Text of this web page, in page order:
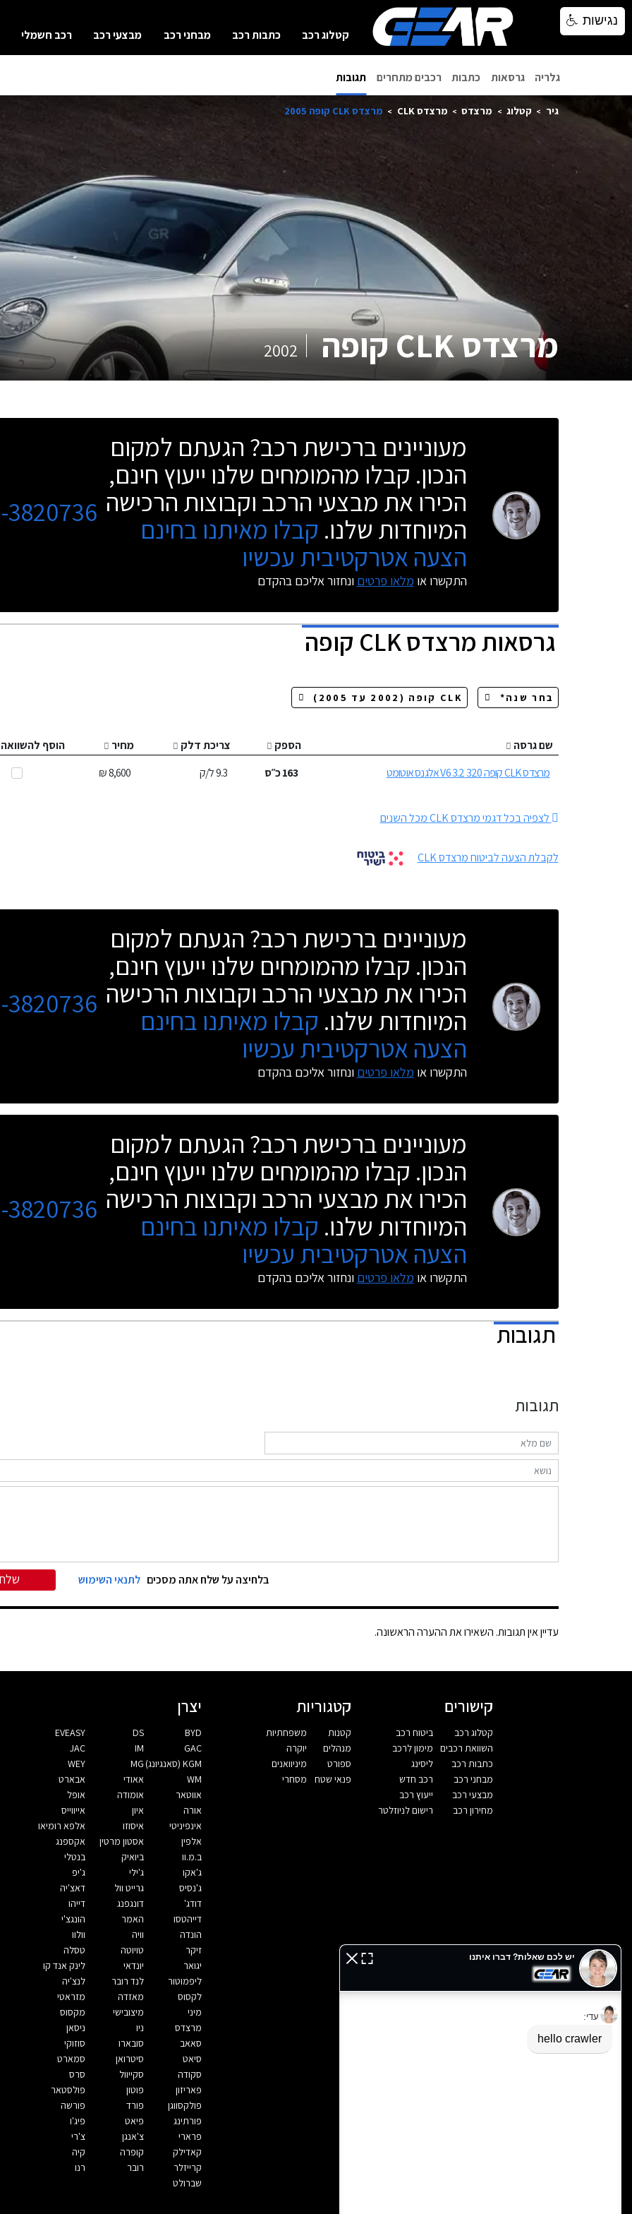
קטלוג רכב כתבות רכב מבחני רכב מבצעי רכב רכב חשמלי
גלריה גרסאות כתבות רכבים מתחרים תגובות
גיר קטלוג מרצדס מרצדס CLK מרצדס CLK קופה 2005
מרצדס CLK קופה 2002
מעוניינים ברכישת רכב? הגעתם למקום
הנכון. קבלו מהמומחים שלנו ייעוץ חינם,
הכירו את מבצעי הרכב וקבוצות הרכישה
המיוחדות שלנו. קבלו מאיתנו בחינם
הצעה אטרקטיבית עכשיו
התקשרו או מלאו פרטים ונחזור אליכם בהקדם
3820736
גרסאותמרצדס CLK קופה
שם גרסה הספק צריכת דלק מחיר
הוסף להשוואה
מרצדס CLK קופה 320 3.2 V6 אלגנס אוטומט
163כ״ס 9.3ל/ק 8,600 ₪
לצפיה בכל דגמי מרצדס CLK מכל השנים
לקבלת הצעה לביטוח מרצדס CLK
מעוניינים ברכישת רכב? הגעתם למקום
הנכון. קבלו מהמומחים שלנו ייעוץ חינם,
הכירו את מבצעי הרכב וקבוצות הרכישה
המיוחדות שלנו. קבלו מאיתנו בחינם
הצעה אטרקטיבית עכשיו
התקשרו או מלאו פרטים ונחזור אליכם בהקדם
3820736
מעוניינים ברכישת רכב? הגעתם למקום
הנכון. קבלו מהמומחים שלנו ייעוץ חינם,
הכירו את מבצעי הרכב וקבוצות הרכישה
המיוחדות שלנו. קבלו מאיתנו בחינם
הצעה אטרקטיבית עכשיו
התקשרו או מלאו פרטים ונחזור אליכם בהקדם
3820736
תגובות
תגובות
בלחיצה על שלח אתה מסכים לתנאי השימוש
עדיין אין תגובות. השאירו את ההערה הראשונה.
קישורים
קטלוג רכב
השוואת רכבים
כתבות רכב
מבחני רכב
מבצעי רכב
מחירון רכב
ביטוח רכב
מימון לרכב
ליסינג
רכב חדש
ייעוץ רכב
רישום לניוזלטר
קטגוריות
קטנות
מנהלים
ספורט
פנאי שטח
משפחתיות
יוקרה
מיניוואנים
מסחרי
יצרן
BYD
DS
EVEASY
GAC
IM
JAC
KGM (סאנגיונג)
MG
WEY
WM
אאודי
אבארט
אווטאר
אומודה
אופל
אורה
איון
אייווייס
אינפיניטי
איסוזו
אלפא רומיאו
אלפין
אסטון מרטין
אקספנג
ב.מ.וו
ביואיק
בנטלי
ג'אקו
ג'ילי
ג'יפ
ג'נסיס
גרייט וול
דאצ'יה
דודג'
דונגפנג
דייהו
דייהטסו
האמר
הונגצ'י
הונדה
וויה
וולוו
זיקר
טויוטה
טסלה
יגואר
יונדאי
לינק אנד קו
ליפמוטור
לנד רובר
לנצ'יה
לקסוס
מאזדה
מזראטי
מיני
מיצובישי
מקסוס
מרצדס
ניו
ניסאן
סאאב
סובארו
סוזוקי
סיאט
סיטרואן
סמארט
סקודה
סקייוול
סרס
פאריזון
פוטון
פולסטאר
פולקסווגן
פורד
פורשה
פורתינג
פיאט
פיג'ו
פרארי
צ'אנגן
צ'רי
קאדילק
קופרה
קיה
קרייזלר
רובר
רנו
שברולט
נגישות
נגישות